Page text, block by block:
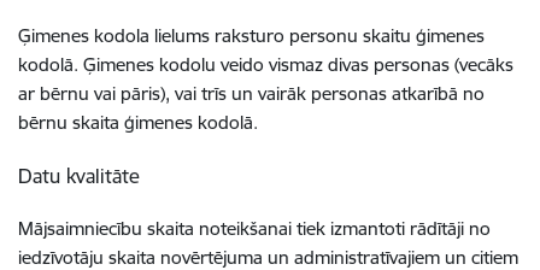
Ģimenes kodola lielums raksturo personu skaitu ģimenes
kodolā. Ģimenes kodolu veido vismaz divas personas (vecāks
ar bērnu vai pāris), vai trīs un vairāk personas atkarībā no
bērnu skaita ģimenes kodolā.
Datu kvalitāte
Mājsaimniecību skaita noteikšanai tiek izmantoti rādītāji no
iedzīvotāju skaita novērtējuma un administratīvajiem un citiem